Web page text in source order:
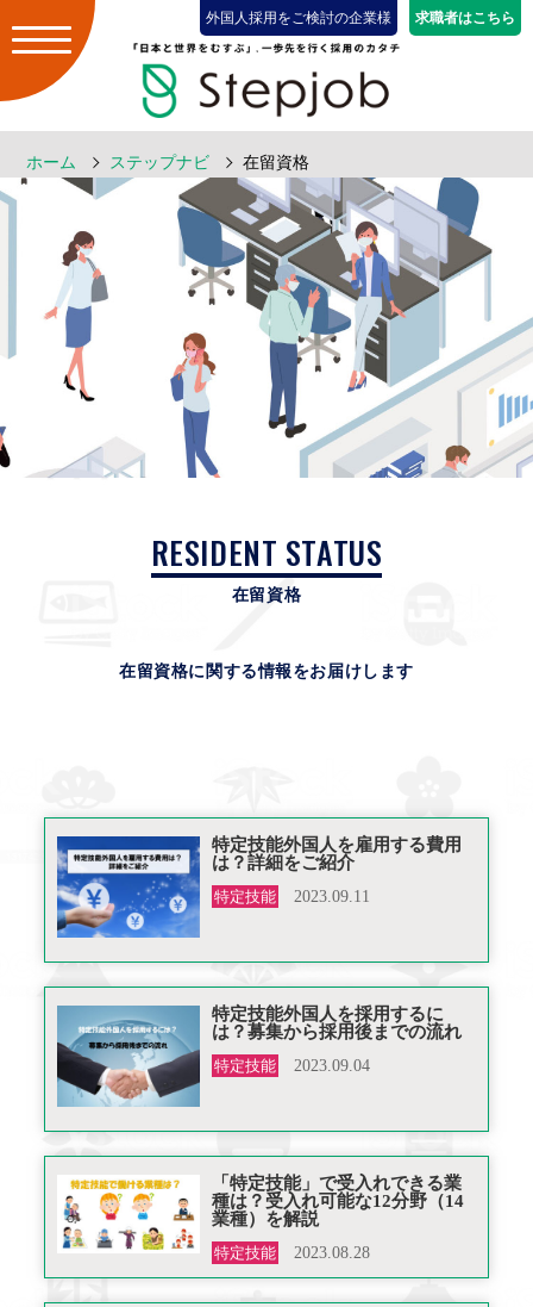
外国人採用をご検討の企業様 求職者はこちら
ホーム ステップナビ 在留資格
RESIDENT STATUS
在留資格
在留資格に関する情報をお届けします
特定技能外国人を雇用する費用
は？詳細をご紹介
特定技能 2023.09.11
特定技能外国人を採用するに
は？募集から採用後までの流れ
特定技能 2023.09.04
「特定技能」で受入れできる業
種は？受入れ可能な12分野（14
業種）を解説
特定技能 2023.08.28